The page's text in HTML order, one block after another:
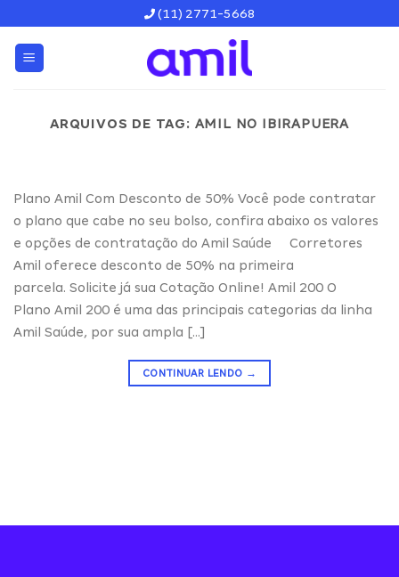
content
(11) 2771-5668
ARQUIVOS DE TAG: AMIL NO IBIRAPUERA
Plano Amil Com Desconto de 50% Você pode contratar
o plano que cabe no seu bolso, confira abaixo os valores
e opções de contratação do Amil Saúde Corretores
Amil oferece desconto de 50% na primeira
parcela. Solicite já sua Cotação Online! Amil 200 O
Plano Amil 200 é uma das principais categorias da linha
Amil Saúde, por sua ampla […]
CONTINUAR LENDO →